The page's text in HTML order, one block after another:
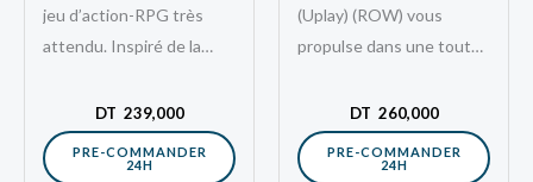
jeu d’action-RPG très
attendu. Inspiré de la
classique, ce titre offre
une aventure
passionnante.…
DT 239,000
PRE-COMMANDER
24H
(Uplay) (ROW) vous
propulse dans une toute
mythique d’Ubisoft, cette
fois plongée au cœur…
DT 260,000
PRE-COMMANDER
24H